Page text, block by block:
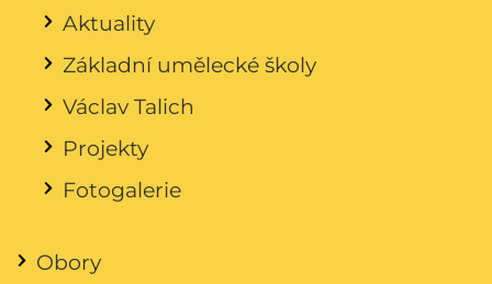
Aktuality
Základní umělecké školy
Václav Talich
Projekty
Fotogalerie
Obory